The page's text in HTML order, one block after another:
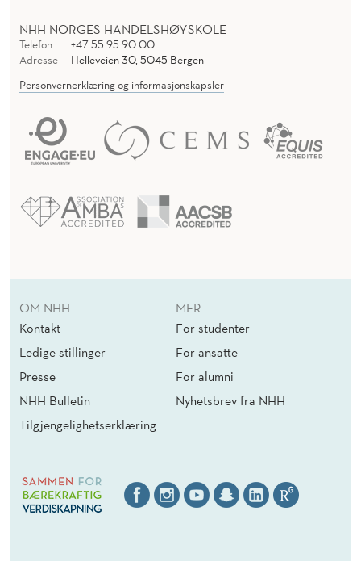
NHH NORGES HANDELSHØYSKOLE
Telefon
+47 55 95 90 00
Adresse
Helleveien 30, 5045 Bergen
Personvernerklæring og informasjonskapsler
OM NHH
Kontakt
Ledige stillinger
Presse
NHH Bulletin
Tilgjengelighetserklæring
MER
For studenter
For ansatte
For alumni
Nyhetsbrev fra NHH